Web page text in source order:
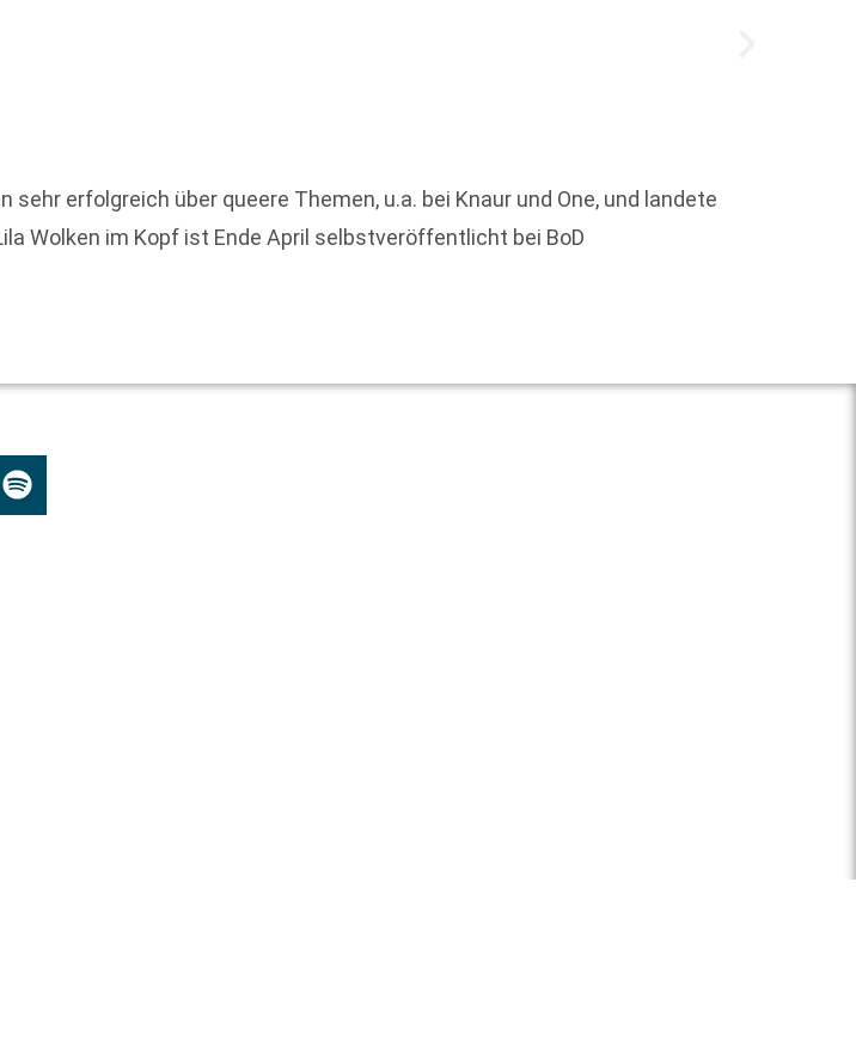
erfolgreich über queere Themen, u.a. bei Knaur und One, und landete
Wolken im Kopf ist Ende April selbstveröffentlicht bei BoD